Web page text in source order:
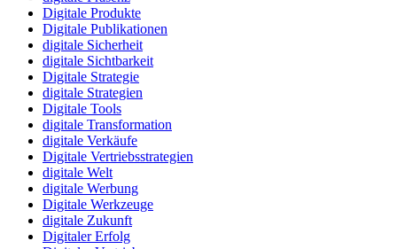
Digitale Produkte
Digitale Publikationen
digitale Sicherheit
digitale Sichtbarkeit
Digitale Strategie
digitale Strategien
Digitale Tools
digitale Transformation
digitale Verkäufe
Digitale Vertriebsstrategien
digitale Welt
digitale Werbung
Digitale Werkzeuge
digitale Zukunft
Digitaler Erfolg